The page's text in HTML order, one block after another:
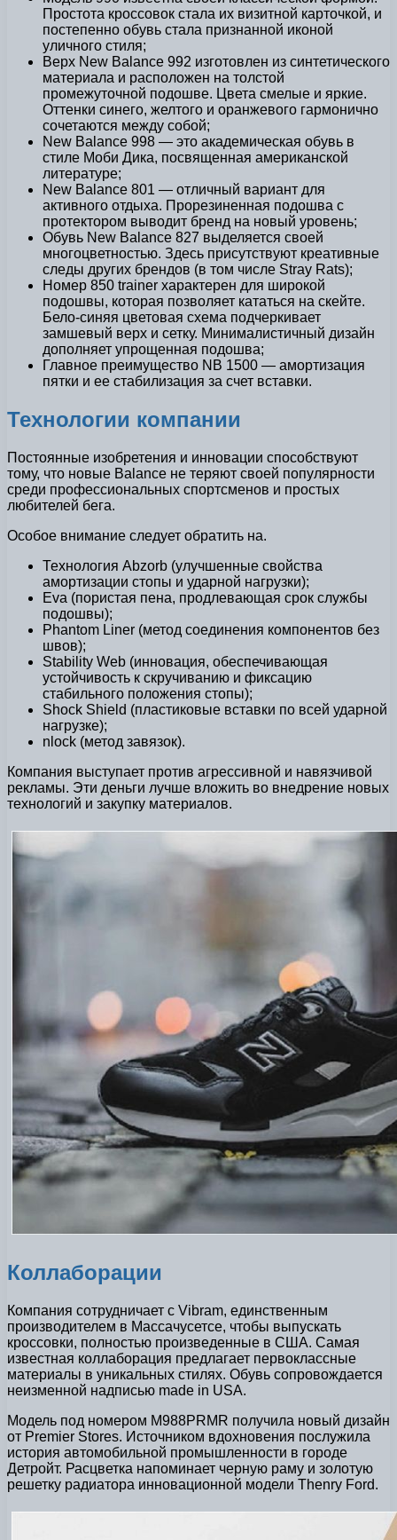
Простота кроссовок стала их визитной карточкой, и
постепенно обувь стала признанной иконой
уличного стиля;
Верх New Balance 992 изготовлен из синтетического
материала и расположен на толстой
промежуточной подошве. Цвета смелые и яркие.
Оттенки синего, желтого и оранжевого гармонично
сочетаются между собой;
New Balance 998 — это академическая обувь в
стиле Моби Дика, посвященная американской
литературе;
New Balance 801 — отличный вариант для
активного отдыха. Прорезиненная подошва с
протектором выводит бренд на новый уровень;
Обувь New Balance 827 выделяется своей
многоцветностью. Здесь присутствуют креативные
следы других брендов (в том числе Stray Rats);
Номер 850 trainer характерен для широкой
подошвы, которая позволяет кататься на скейте.
Бело-синяя цветовая схема подчеркивает
замшевый верх и сетку. Минималистичный дизайн
дополняет упрощенная подошва;
Главное преимущество NB 1500 — амортизация
пятки и ее стабилизация за счет вставки.
Технологии компании
Постоянные изобретения и инновации способствуют
тому, что новые Balance не теряют своей популярности
среди профессиональных спортсменов и простых
любителей бега.
Особое внимание следует обратить на.
Технология Abzorb (улучшенные свойства
амортизации стопы и ударной нагрузки);
Eva (пористая пена, продлевающая срок службы
подошвы);
Phantom Liner (метод соединения компонентов без
швов);
Stability Web (инновация, обеспечивающая
устойчивость к скручиванию и фиксацию
стабильного положения стопы);
Shock Shield (пластиковые вставки по всей ударной
нагрузке);
nlock (метод завязок).
Компания выступает против агрессивной и навязчивой
рекламы. Эти деньги лучше вложить во внедрение новых
технологий и закупку материалов.
Коллаборации
Компания сотрудничает с Vibram, единственным
производителем в Массачусетсе, чтобы выпускать
кроссовки, полностью произведенные в США. Самая
известная коллаборация предлагает первоклассные
материалы в уникальных стилях. Обувь сопровождается
неизменной надписью made in USA.
Модель под номером M988PRMR получила новый дизайн
от Premier Stores. Источником вдохновения послужила
история автомобильной промышленности в городе
Детройт. Расцветка напоминает черную раму и золотую
решетку радиатора инновационной модели Thenry Ford.